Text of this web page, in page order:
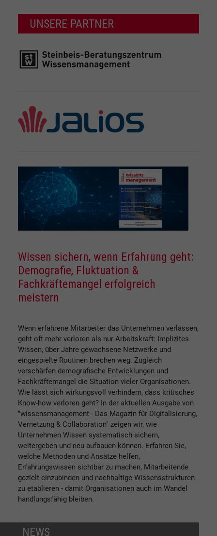
UNSERE PARTNER
Wissen sichern, wenn Erfahrung geht:
Demografie, Fluktuation &
Fachkräftemangel erfolgreich
meistern
Wenn erfahrene Mitarbeiter das Unternehmen verlassen,
geht oft mehr verloren als nur Arbeitskraft: Implizites
Wissen, über Jahre gewachsene Netzwerke und
eingespielte Routinen brechen weg. Zugleich
verschärfen demografische Entwicklungen und
Fachkräftemangel die Situation vieler Organisationen.
Wie lässt sich wirkungsvoll verhindern, dass kritisches
Know-how verloren geht? In der aktuellen Ausgabe von
"wissensmanagement - Das Magazin für Digitalisierung,
Vernetzung & Collaboration" zeigen wir, wie
Unternehmen Wissen systematisch sichern,
weitergeben und neu aufbauen können. Erfahren Sie,
welche Methoden und Ansätze helfen,
Erfahrungswissen sichtbar zu machen, Mitarbeitende
gezielt einzubinden und nachhaltige Wissensstrukturen
zu etablieren - damit Organisationen auch im Wandel
handlungsfähig bleiben.
NEWS